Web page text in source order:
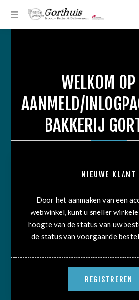
WELKOM
AANMELD/
BAKKERIJ
NIEUWE KLANT
Door het aanmaken van een
webwinkel, kunt u sneller
hoogte van de status van uw
de status van voorgaande